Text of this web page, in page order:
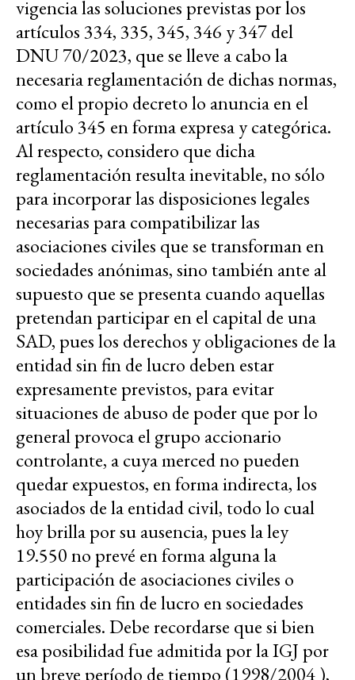
vigencia las soluciones previstas por los
artículos 334, 335, 345, 346 y 347 del
DNU 70/2023, que se lleve a cabo la
necesaria reglamentación de dichas normas,
como el propio decreto lo anuncia en el
artículo 345 en forma expresa y categórica.
Al respecto, considero que dicha
reglamentación resulta inevitable, no sólo
para incorporar las disposiciones legales
necesarias para compatibilizar las
asociaciones civiles que se transforman en
sociedades anónimas, sino también ante al
supuesto que se presenta cuando aquellas
pretendan participar en el capital de una
SAD, pues los derechos y obligaciones de la
entidad sin fin de lucro deben estar
expresamente previstos, para evitar
situaciones de abuso de poder que por lo
general provoca el grupo accionario
controlante, a cuya merced no pueden
quedar expuestos, en forma indirecta, los
asociados de la entidad civil, todo lo cual
hoy brilla por su ausencia, pues la ley
19.550 no prevé en forma alguna la
participación de asociaciones civiles o
entidades sin fin de lucro en sociedades
comerciales. Debe recordarse que si bien
esa posibilidad fue admitida por la IGJ por
un breve período de tiempo (1998/2004 ),